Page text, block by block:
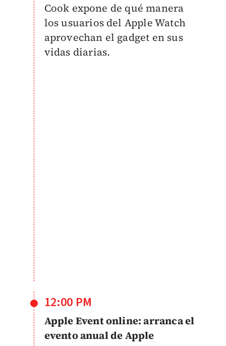
Cook expone de qué manera
los usuarios del Apple Watch
aprovechan el gadget en sus
vidas diarias.
12:00 PM
Apple Event online: arranca el
evento anual de Apple